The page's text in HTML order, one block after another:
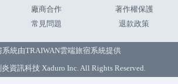
廠商合作
常見問題
著作權保護
退款政策
系統由TRAIWAN雲端旅宿系統提供
資訊科技 Xaduro Inc. All Rights Reserved.